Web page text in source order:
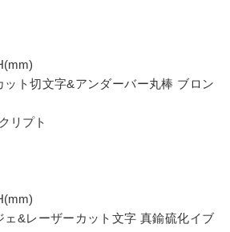
ト切文字&アンダーバー丸棒 ブロン
リプト
ェ&レーザーカット文字 真鍮硫化イブ